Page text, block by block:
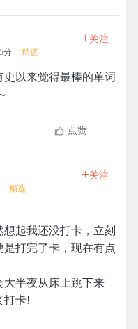
分 精选
+关注
以来觉得最棒的单词
点赞
精选
+关注
起我还没打卡，立刻
打完了卡，现在有点
大半夜从床上跳下来
打卡!